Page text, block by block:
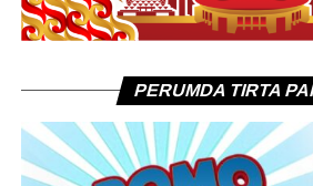
PERUMDA TIRTA